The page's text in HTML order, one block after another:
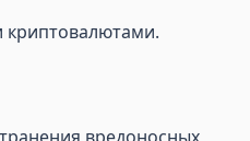
криптовалютами.